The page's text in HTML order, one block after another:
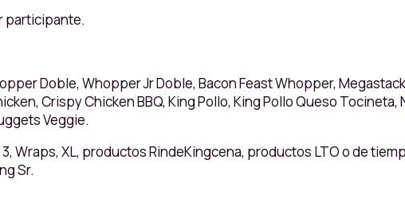
participante.
Doble, Whopper Jr Doble, Bacon Feast Whopper,
Crispy Chicken BBQ, King Pollo, King Pollo Queso Tocineta,
Veggie.
Wraps, XL, productos RindeKingcena, productos LTO o de
Sr.